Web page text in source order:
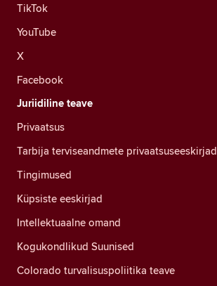
TikTok
YouTube
X
Facebook
Juriidiline teave
Privaatsus
Tarbija terviseandmete privaatsuseeskirjad
Tingimused
Küpsiste eeskirjad
Intellektuaalne omand
Kogukondlikud Suunised
Colorado turvalisuspoliitika teave